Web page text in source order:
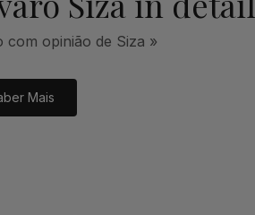
com opinião de Siza »
Mais